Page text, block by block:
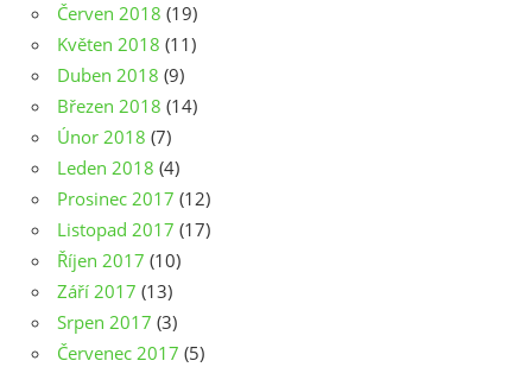
Červen 2018 (19)
Květen 2018 (11)
Duben 2018 (9)
Březen 2018 (14)
Únor 2018 (7)
Leden 2018 (4)
Prosinec 2017 (12)
Listopad 2017 (17)
Říjen 2017 (10)
Září 2017 (13)
Srpen 2017 (3)
Červenec 2017 (5)